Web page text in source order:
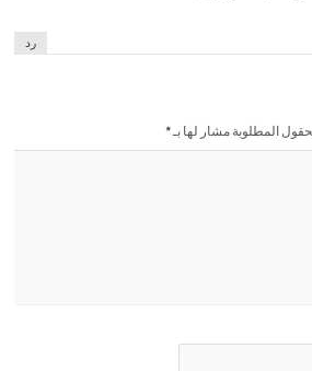
رد
المطلوبة مشار لها بـ*